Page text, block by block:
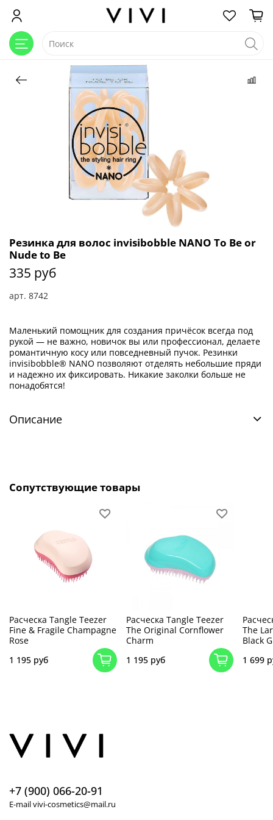
арт. 8742
Резинка для волос invisibobble NANO To Be or
Nude to Be
335 руб
Маленький помощник для создания причёсок всегда под
рукой — не важно, новичок вы или профессионал, делаете
романтичную косу или повседневный пучок. Резинки
invisibobble® NANO позволяют отделять небольшие пряди
и надежно их фиксировать. Никакие заколки больше не
понадобятся!
Описание
Сопутствующие товары
Расческа Tangle Teezer
Fine & Fragile Champagne
Rose
1 195 руб
Расческа Tangle Teezer
The Original Cornflower
Charm
1 195 руб
The
Black
1 699
+7 (900) 066-20-91
E-mail vivi-cosmetics@mail.ru